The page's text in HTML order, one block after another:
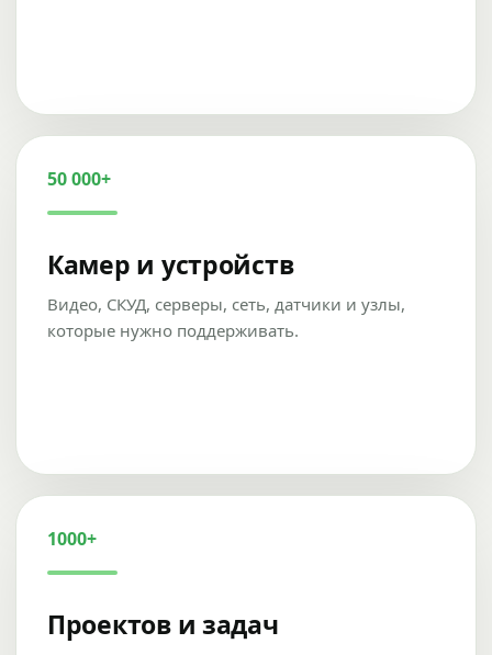
50 000+
Камер и устройств
Видео, СКУД, серверы, сеть, датчики и узлы,
которые нужно поддерживать.
1000+
Проектов и задач